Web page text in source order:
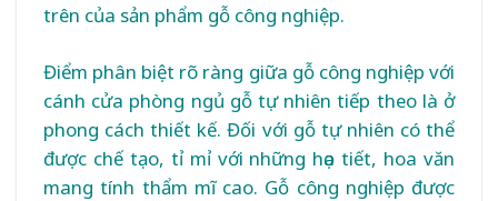
trên của sản phẩm gỗ công nghiệp.
Điểm phân biệt rõ ràng giữa gỗ công nghiệp với
cánh cửa phòng ngủ gỗ tự nhiên tiếp theo là ở
phong cách thiết kế. Đối với gỗ tự nhiên có thể
được chế tạo, tỉ mỉ với những họa tiết, hoa văn
mang tính thẩm mĩ cao. Gỗ công nghiệp được